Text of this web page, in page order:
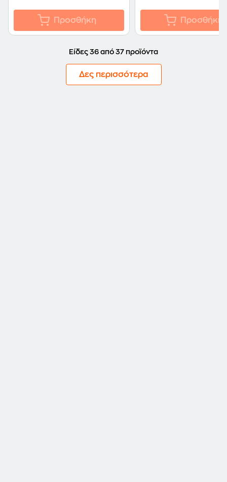
Προσθήκη Προσθήκη
Είδες 36 από 37 προϊόντα
Δες περισσότερα